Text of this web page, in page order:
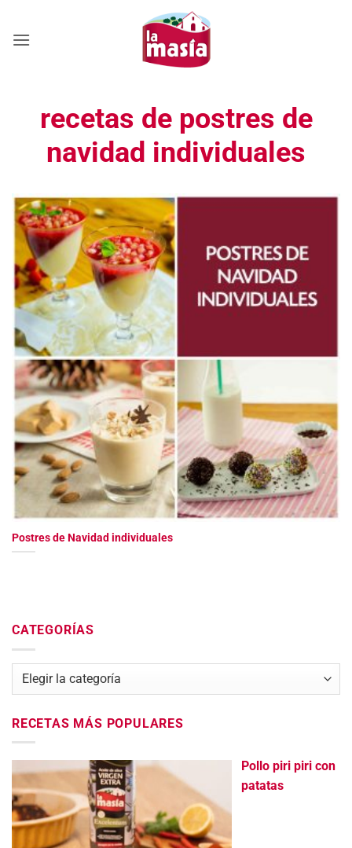
contenido
recetas de postres de
navidad individuales
Postres de Navidad individuales
CATEGORÍAS
Categorías
RECETAS MÁS POPULARES
Pollo piri piri con
patatas